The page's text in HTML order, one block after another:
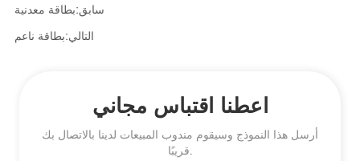
سابق:بطاقة معدنية
التالي:بطاقة ناعم
اعطنا اقتباس مجاني
أرسل هذا النموذج وسيقوم مندوب المبيعات لدينا بالاتصال بك
قريبًا.